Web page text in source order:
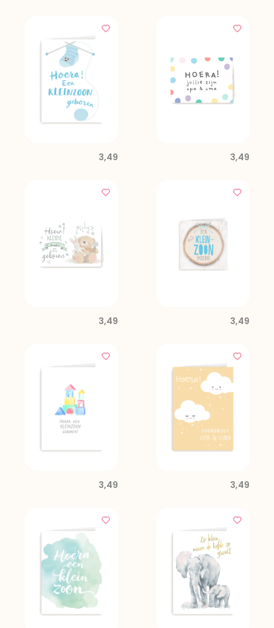
3,49 3,49
3,49 3,49
3,49 3,49